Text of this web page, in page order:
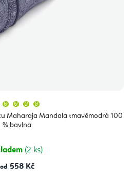
Maharaja Mandala tmavěmodrá 100
% bavlna
produktu
je
hvězdiček.
(2 ks)
od 558 Kč